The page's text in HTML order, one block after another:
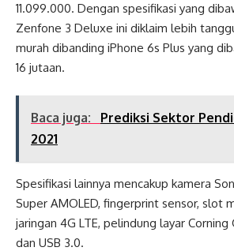
11.099.000. Dengan spesifikasi yang
Zenfone 3 Deluxe ini diklaim lebih
murah dibanding iPhone 6s Plus yang
16 jutaan.
Baca juga:
Prediksi Sektor
2021
Spesifikasi lainnya mencakup kamera
Super AMOLED, fingerprint sensor, slot
jaringan 4G LTE, pelindung layar Corning
dan USB 3.0.